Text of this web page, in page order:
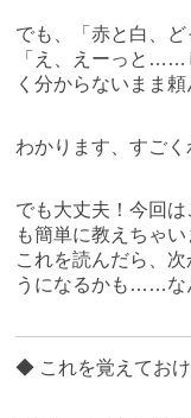
でも、「赤と白、ど
「え、えーっと
く分からないまま
わかります、すご
でも大丈夫！今回
も簡単に教えちゃ
これを読んだら、
うになるかも……な
◆ これを覚えておけ